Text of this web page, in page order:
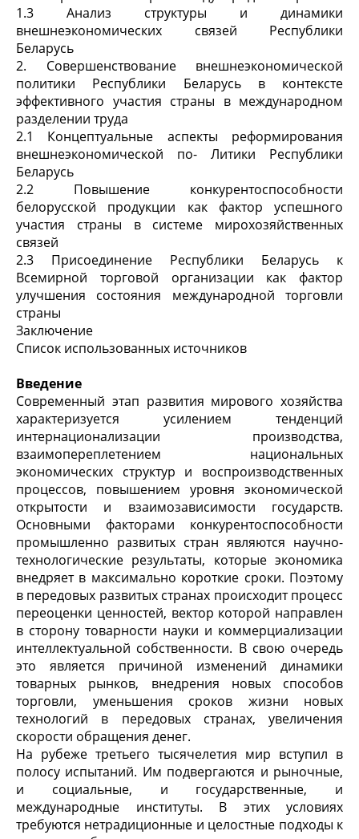
1.3 Анализ структуры и динамики
внешнеэкономических связей Республики
Беларусь
2. Совершенствование внешнеэкономической
политики Республики Беларусь в контексте
эффективного участия страны в международном
разделении труда
2.1 Концептуальные аспекты реформирования
внешнеэкономической по- Литики Республики
Беларусь
2.2 Повышение конкурентоспособности
белорусской продукции как фактор успешного
участия страны в системе мирохозяйственных
связей
2.3 Присоединение Республики Беларусь к
Всемирной торговой организации как фактор
улучшения состояния международной торговли
страны
Заключение
Список использованных источников
Введение
Современный этап развития мирового хозяйства
характеризуется усилением тенденций
интернационализации производства,
взаимопереплетением национальных
экономических структур и воспроизводственных
процессов, повышением уровня экономической
открытости и взаимозависимости государств.
Основными факторами конкурентоспособности
промышленно развитых стран являются научно-
технологические результаты, которые экономика
внедряет в максимально короткие сроки. Поэтому
в передовых развитых странах происходит процесс
переоценки ценностей, вектор которой направлен
в сторону товарности науки и коммерциализации
интеллектуальной собственности. В свою очередь
это является причиной изменений динамики
товарных рынков, внедрения новых способов
торговли, уменьшения сроков жизни новых
технологий в передовых странах, увеличения
скорости обращения денег.
На рубеже третьего тысячелетия мир вступил в
полосу испытаний. Им подвергаются и рыночные,
и социальные, и государственные, и
международные институты. В этих условиях
требуются нетрадиционные и целостные подходы к